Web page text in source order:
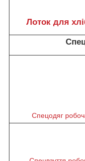
Лоток для
Спецодяг